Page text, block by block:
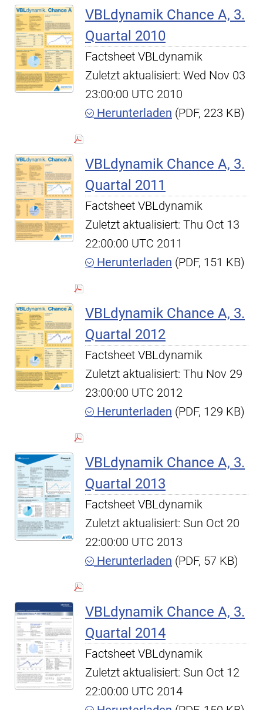
VBLdynamik Chance A, 3.
Quartal 2010
Factsheet VBLdynamik
Zuletzt aktualisiert: Wed Nov 03
23:00:00 UTC 2010
Herunterladen (PDF, 223 KB)
VBLdynamik Chance A, 3.
Quartal 2011
Factsheet VBLdynamik
Zuletzt aktualisiert: Thu Oct 13
22:00:00 UTC 2011
Herunterladen (PDF, 151 KB)
VBLdynamik Chance A, 3.
Quartal 2012
Factsheet VBLdynamik
Zuletzt aktualisiert: Thu Nov 29
23:00:00 UTC 2012
Herunterladen (PDF, 129 KB)
VBLdynamik Chance A, 3.
Quartal 2013
Factsheet VBLdynamik
Zuletzt aktualisiert: Sun Oct 20
22:00:00 UTC 2013
Herunterladen (PDF, 57 KB)
VBLdynamik Chance A, 3.
Quartal 2014
Factsheet VBLdynamik
Zuletzt aktualisiert: Sun Oct 12
22:00:00 UTC 2014